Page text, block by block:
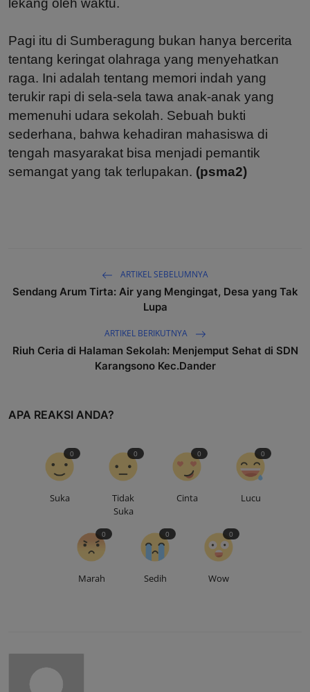
lekang oleh waktu.
Pagi itu di Sumberagung bukan hanya bercerita
tentang keringat olahraga yang menyehatkan
raga. Ini adalah tentang memori indah yang
terukir rapi di sela-sela tawa anak-anak yang
memenuhi udara sekolah. Sebuah bukti
sederhana, bahwa kehadiran mahasiswa di
tengah masyarakat bisa menjadi pemantik
semangat yang tak terlupakan. (psma2)
ARTIKEL SEBELUMNYA
Sendang Arum Tirta: Air yang Mengingat, Desa yang Tak
Lupa
ARTIKEL BERIKUTNYA
Riuh Ceria di Halaman Sekolah: Menjemput Sehat di SDN
Karangsono Kec.Dander
APA REAKSI ANDA?
Suka
0
Tidak
Suka
0
Cinta
0
Lucu
0
Marah
0
Sedih
0
Wow
0